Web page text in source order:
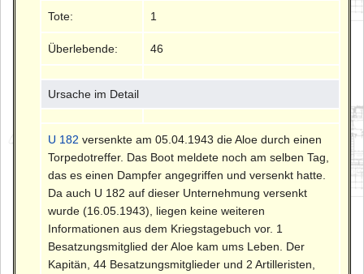
Tote: 1
Überlebende: 46
Ursache im Detail
U 182 versenkte am 05.04.1943 die Aloe durch einen
Torpedotreffer. Das Boot meldete noch am selben Tag,
das es einen Dampfer angegriffen und versenkt hatte.
Da auch U 182 auf dieser Unternehmung versenkt
wurde (16.05.1943), liegen keine weiteren
Informationen aus dem Kriegstagebuch vor. 1
Besatzungsmitglied der Aloe kam ums Leben. Der
Kapitän, 44 Besatzungsmitglieder und 2 Artilleristen,